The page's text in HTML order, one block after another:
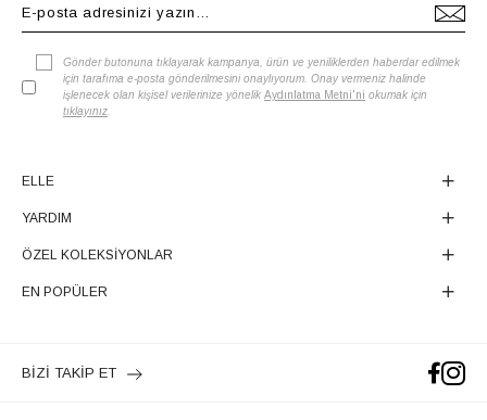
Gönder butonuna tıklayarak kampanya, ürün ve yeniliklerden haberdar edilmek
için tarafıma e-posta gönderilmesini onaylıyorum. Onay vermeniz halinde
işlenecek olan kişisel verilerinize yönelik Aydınlatma Metni'ni okumak için
tıklayınız
ELLE
YARDIM
ÖZEL KOLEKSİYONLAR
EN POPÜLER
BİZİ TAKİP ET